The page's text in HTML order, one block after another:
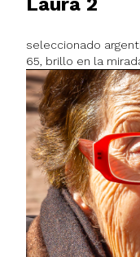
seleccionado
65, brillo en la